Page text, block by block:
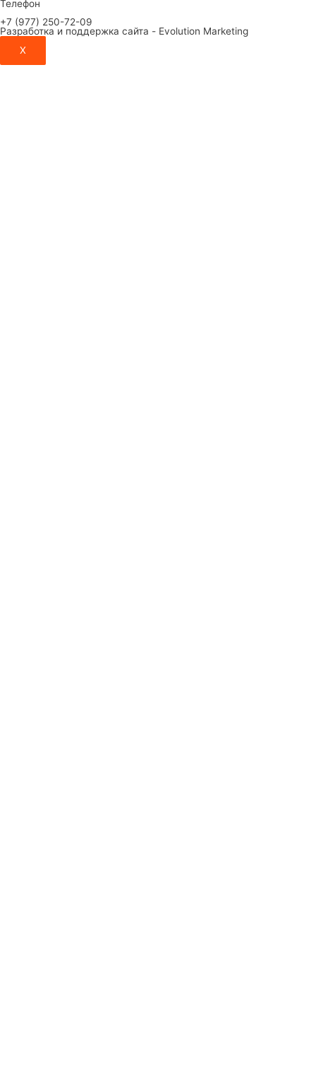
Телефон
+7 (977) 250-72-09
Разработка и поддержка сайта - Evolution Marketing
X